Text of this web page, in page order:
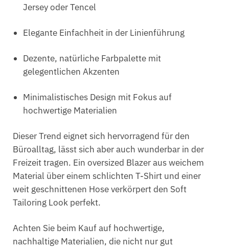
Jersey oder Tencel
Elegante Einfachheit in der Linienführung
Dezente, natürliche Farbpalette mit
gelegentlichen Akzenten
Minimalistisches Design mit Fokus auf
hochwertige Materialien
Dieser Trend eignet sich hervorragend für den
Büroalltag, lässt sich aber auch wunderbar in der
Freizeit tragen. Ein oversized Blazer aus weichem
Material über einem schlichten T-Shirt und einer
weit geschnittenen Hose verkörpert den Soft
Tailoring Look perfekt.
Achten Sie beim Kauf auf hochwertige,
nachhaltige Materialien, die nicht nur gut